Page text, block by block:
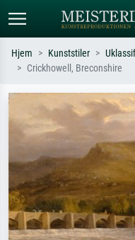
Søk etter kunstner, tittel eller stil
eksempel Monet, Stjernenatt,
impresjonisme, Hokusai-bølgen,
Hjem Kunststiler
Crickhowell, Breconshire